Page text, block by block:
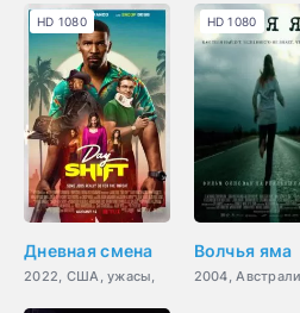
Дневная смена
2022, США, ужасы,
HD 1080
Волчья яма
HD 1080